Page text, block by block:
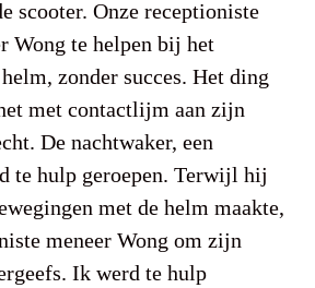
scooter. Onze receptioniste
Wong te helpen bij het
zonder succes. Het ding
met contactlijm aan zijn
De nachtwaker, een
te hulp geroepen. Terwijl hij
met de helm maakte,
meneer Wong om zijn
Ik werd te hulp